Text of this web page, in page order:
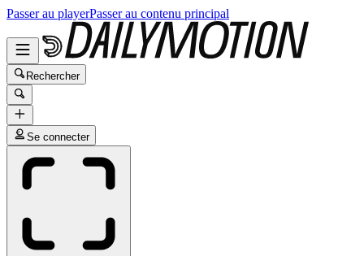
Passer au playerPasser au contenu principal
Rechercher
Se connecter